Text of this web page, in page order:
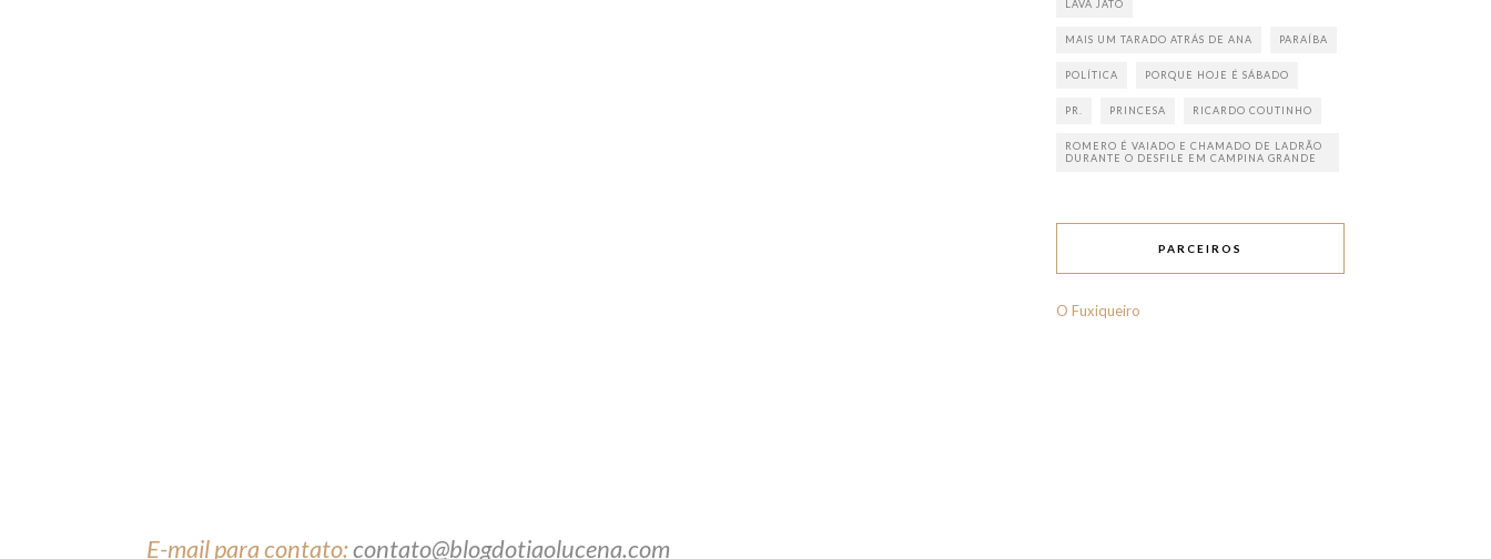
LAVA JATO
MAIS UM TARADO ATRÁS DE ANA PARAÍBA
POLÍTICA PORQUE HOJE É SÁBADO
PR. PRINCESA RICARDO COUTINHO
ROMERO É VAIADO E CHAMADO DE LADRÃO
DURANTE O DESFILE EM CAMPINA GRANDE
PARCEIROS
O Fuxiqueiro
E-mail para contato:contato@blogdotiaolucena.com